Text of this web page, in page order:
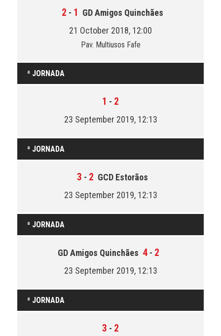
2 - 1 GD Amigos Quinchães
21 October 2018, 12:00
Pav. Multiusos Fafe
ª JORNADA
1 - 2
23 September 2019, 12:13
ª JORNADA
3 - 2 GCD Estorãos
23 September 2019, 12:13
ª JORNADA
GD Amigos Quinchães 4 - 2
23 September 2019, 12:13
ª JORNADA
3 - 2